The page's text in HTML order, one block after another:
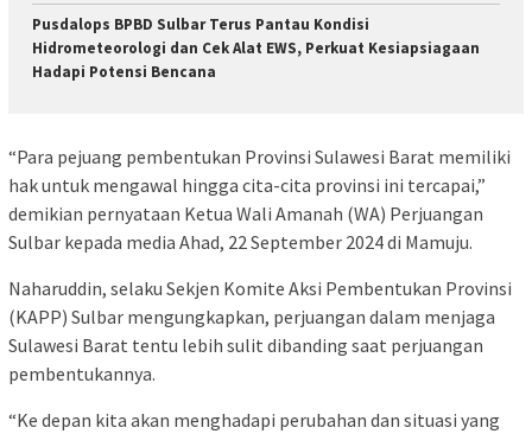
Pusdalops BPBD Sulbar Terus Pantau Kondisi
Hidrometeorologi dan Cek Alat EWS, Perkuat Kesiapsiagaan
Hadapi Potensi Bencana
“Para pejuang pembentukan Provinsi Sulawesi Barat memiliki
hak untuk mengawal hingga cita-cita provinsi ini tercapai,”
demikian pernyataan Ketua Wali Amanah (WA) Perjuangan
Sulbar kepada media Ahad, 22 September 2024 di Mamuju.
Naharuddin, selaku Sekjen Komite Aksi Pembentukan Provinsi
(KAPP) Sulbar mengungkapkan, perjuangan dalam menjaga
Sulawesi Barat tentu lebih sulit dibanding saat perjuangan
pembentukannya.
“Ke depan kita akan menghadapi perubahan dan situasi yang